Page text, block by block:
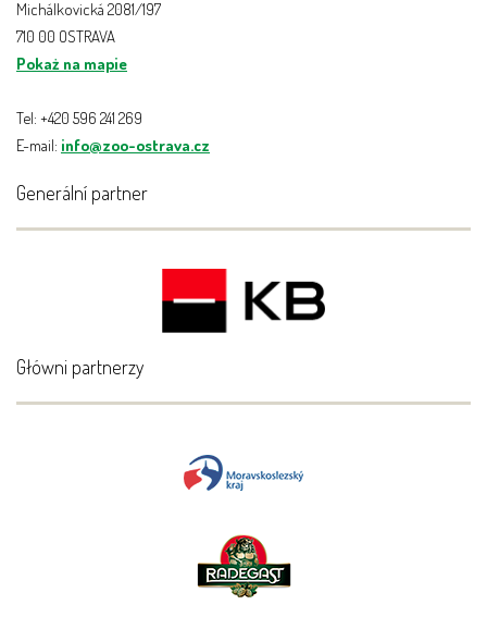
Michálkovická 2081/197
710 00 OSTRAVA
Pokaż na mapie
Tel: +420 596 241 269
E-mail: info@zoo-ostrava.cz
Generální partner
Główni partnerzy